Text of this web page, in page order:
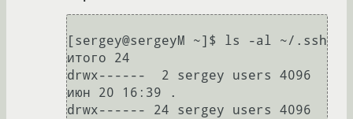
[sergey@sergeyM ~]$ ls -al ~/.ssh
итого 24
drwx------  2 sergey users 4096
июн 20 16:39 .
drwx------ 24 sergey users 4096